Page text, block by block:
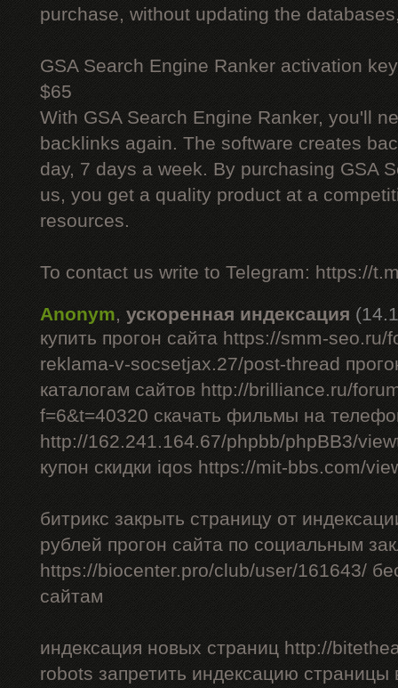
purchase, without updating the
GSA Search Engine Ranker activation key
$65
With GSA Search Engine Ranker, you'll
backlinks again. The software creates
day, 7 days a week. By purchasing GSA
us, you get a quality product at a
resources.
To contact us write to Telegram: https://
Anonym, ускоренная индексация
купить прогон сайта https://smm-
reklama-v-socsetjax.27/post-thread
каталогам сайтов http://brilliance.ru/
f=6&t=40320 скачать фильмы на
http://162.241.164.67/phpbb/phpBB3/
купон скидки iqos https://mit-bbs.com/
битрикс закрыть страницу от
рублей прогон сайта по социальным
https://biocenter.pro/club/user/161643/
сайтам
индексация новых страниц http://
robots запретить индексацию страницы